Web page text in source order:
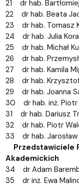
21 dr hab.
22 dr hab. Beata
23 dr hab. Tomasz
24 dr hab. Julia
25 dr hab. Michał
26 dr hab.
27 dr hab. Kamila
28 dr hab. Krzysztof
29 dr hab. Joanna
30 dr hab. inż. Piotr
31 dr hab. Dariusz
32 dr hab. Piotr
33 dr hab. Jarosław
Przedstawiciele
Akademickich
34 dr Adam
35 dr inż. Ewa